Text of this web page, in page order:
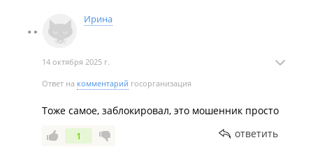
Ирина
14 октября 2025 г.
Ответ на комментарий госорганизация
Тоже самое, заблокировал, это мошенник просто
1 ответить